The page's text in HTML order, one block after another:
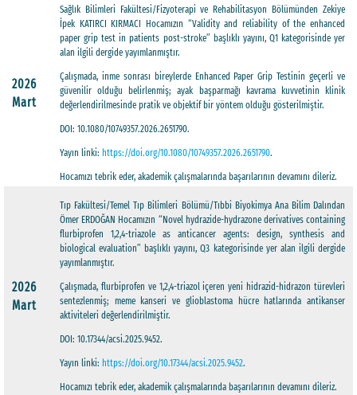
2026
Mart
Sağlık Bilimleri Fakültesi/Fizyoterapi ve Rehabilitasyon Bölümünden Zekiye
İpek KATIRCI KIRMACI Hocamızın “Validity and reliability of the enhanced
paper grip test in patients post-stroke” başlıklı yayını, Q1 kategorisinde yer
alan ilgili dergide yayımlanmıştır.
Çalışmada, inme sonrası bireylerde Enhanced Paper Grip Testinin geçerli ve
güvenilir olduğu belirlenmiş; ayak başparmağı kavrama kuvvetinin klinik
değerlendirilmesinde pratik ve objektif bir yöntem olduğu gösterilmiştir.
DOI: 10.1080/10749357.2026.2651790.
Yayın linki: https://doi.org/10.1080/10749357.2026.2651790.
Hocamızı tebrik eder, akademik çalışmalarında başarılarının devamını dileriz.
2026
Mart
Tıp Fakültesi/Temel Tıp Bilimleri Bölümü/Tıbbi Biyokimya Ana Bilim Dalından
Ömer ERDOĞAN Hocamızın “Novel hydrazide-hydrazone derivatives containing
flurbiprofen 1,2,4-triazole as anticancer agents: design, synthesis and
biological evaluation” başlıklı yayını, Q3 kategorisinde yer alan ilgili dergide
yayımlanmıştır.
Çalışmada, flurbiprofen ve 1,2,4-triazol içeren yeni hidrazid-hidrazon türevleri
sentezlenmiş; meme kanseri ve glioblastoma hücre hatlarında antikanser
aktiviteleri değerlendirilmiştir.
DOI: 10.17344/acsi.2025.9452.
Yayın linki: https://doi.org/10.17344/acsi.2025.9452.
Hocamızı tebrik eder, akademik çalışmalarında başarılarının devamını dileriz.